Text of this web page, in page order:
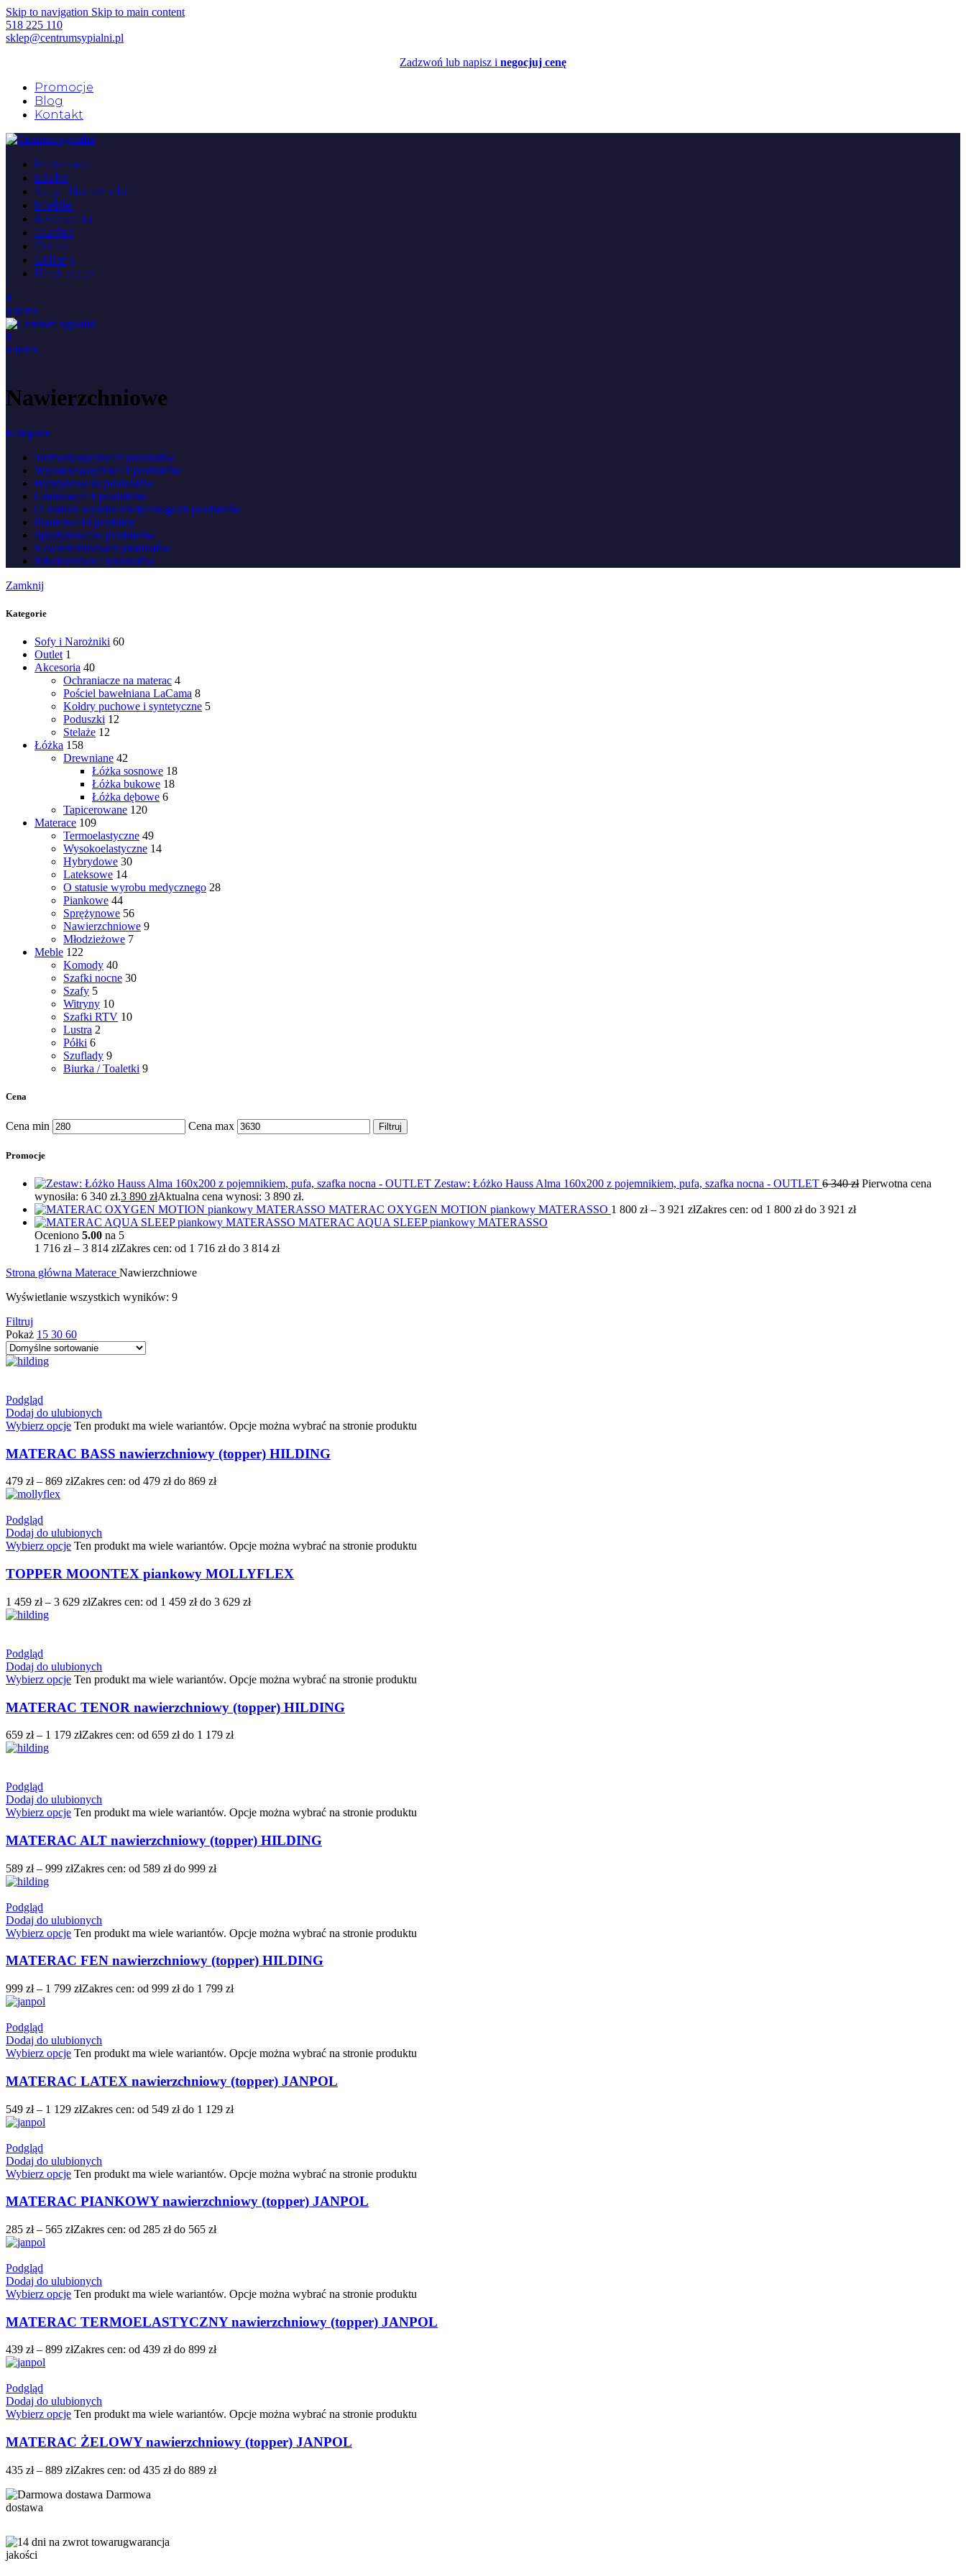
Skip to navigation Skip to main content
518 225 110
sklep@centrumsypialni.pl
Zadzwoń lub napisz i negocjuj cenę
Promocje
Blog
Kontakt
Materace
Łóżka
Sofy i Narożniki
Meble
Akcesoria
Outlet
O nas
Salony
Realizacje
0
0 items
0
0 items
Nawierzchniowe
Kategorie
Termoelastyczne49 produktów
Wysokoelastyczne14 produktów
Hybrydowe30 produktów
Lateksowe14 produktów
O statusie wyrobu medycznego28 produktów
Piankowe44 produkty
Sprężynowe56 produktów
Nawierzchniowe9 produktów
Młodzieżowe7 produktów
Zamknij
Kategorie
Sofy i Narożniki 60
Outlet 1
Akcesoria 40
Ochraniacze na materac 4
Pościel bawełniana LaCama 8
Kołdry puchowe i syntetyczne 5
Poduszki 12
Stelaże 12
Łóżka 158
Drewniane 42
Łóżka sosnowe 18
Łóżka bukowe 18
Łóżka dębowe 6
Tapicerowane 120
Materace 109
Termoelastyczne 49
Wysokoelastyczne 14
Hybrydowe 30
Lateksowe 14
O statusie wyrobu medycznego 28
Piankowe 44
Sprężynowe 56
Nawierzchniowe 9
Młodzieżowe 7
Meble 122
Komody 40
Szafki nocne 30
Szafy 5
Witryny 10
Szafki RTV 10
Lustra 2
Półki 6
Szuflady 9
Biurka / Toaletki 9
Cena
Cena min Cena max Filtruj
Promocje
Zestaw: Łóżko Hauss Alma 160x200 z pojemnikiem, pufa, szafka nocna - OUTLET 6 340zł Pierwotna cena
wynosiła: 6 340 zł.3 890 złAktualna cena wynosi: 3 890 zł.
MATERAC OXYGEN MOTION piankowy MATERASSO 1 800 zł – 3 921 złZakres cen: od 1 800 zł do 3 921 zł
MATERAC AQUA SLEEP piankowy MATERASSO
Oceniono 5.00 na 5
1 716 zł – 3 814 złZakres cen: od 1 716 zł do 3 814 zł
Strona główna Materace Nawierzchniowe
Wyświetlanie wszystkich wyników: 9
Filtruj
Pokaż 15 30 60
Podgląd
Dodaj do ulubionych
Wybierz opcje Ten produkt ma wiele wariantów. Opcje można wybrać na stronie produktu
MATERAC BASS nawierzchniowy (topper) HILDING
479 zł – 869 złZakres cen: od 479 zł do 869 zł
Podgląd
Dodaj do ulubionych
Wybierz opcje Ten produkt ma wiele wariantów. Opcje można wybrać na stronie produktu
TOPPER MOONTEX piankowy MOLLYFLEX
1 459 zł – 3 629 złZakres cen: od 1 459 zł do 3 629 zł
Podgląd
Dodaj do ulubionych
Wybierz opcje Ten produkt ma wiele wariantów. Opcje można wybrać na stronie produktu
MATERAC TENOR nawierzchniowy (topper) HILDING
659 zł – 1 179 złZakres cen: od 659 zł do 1 179 zł
Podgląd
Dodaj do ulubionych
Wybierz opcje Ten produkt ma wiele wariantów. Opcje można wybrać na stronie produktu
MATERAC ALT nawierzchniowy (topper) HILDING
589 zł – 999 złZakres cen: od 589 zł do 999 zł
Podgląd
Dodaj do ulubionych
Wybierz opcje Ten produkt ma wiele wariantów. Opcje można wybrać na stronie produktu
MATERAC FEN nawierzchniowy (topper) HILDING
999 zł – 1 799 złZakres cen: od 999 zł do 1 799 zł
Podgląd
Dodaj do ulubionych
Wybierz opcje Ten produkt ma wiele wariantów. Opcje można wybrać na stronie produktu
MATERAC LATEX nawierzchniowy (topper) JANPOL
549 zł – 1 129 złZakres cen: od 549 zł do 1 129 zł
Podgląd
Dodaj do ulubionych
Wybierz opcje Ten produkt ma wiele wariantów. Opcje można wybrać na stronie produktu
MATERAC PIANKOWY nawierzchniowy (topper) JANPOL
285 zł – 565 złZakres cen: od 285 zł do 565 zł
Podgląd
Dodaj do ulubionych
Wybierz opcje Ten produkt ma wiele wariantów. Opcje można wybrać na stronie produktu
MATERAC TERMOELASTYCZNY nawierzchniowy (topper) JANPOL
439 zł – 899 złZakres cen: od 439 zł do 899 zł
Podgląd
Dodaj do ulubionych
Wybierz opcje Ten produkt ma wiele wariantów. Opcje można wybrać na stronie produktu
MATERAC ŻELOWY nawierzchniowy (topper) JANPOL
435 zł – 889 złZakres cen: od 435 zł do 889 zł
Darmowa
dostawa
gwarancja
jakości